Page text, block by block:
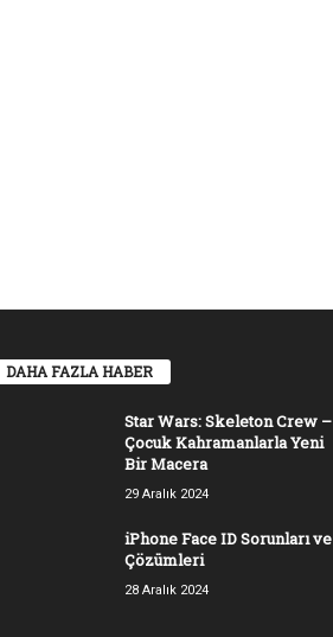
DAHA FAZLA HABER
Star Wars: Skeleton Crew –
Çocuk Kahramanlarla Yeni
Bir Macera
29 Aralık 2024
iPhone Face ID Sorunları ve
Çözümleri
28 Aralık 2024